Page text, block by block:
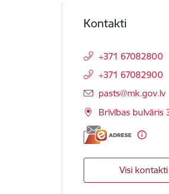
Kontakti
+371 67082800
+371 67082900
E-pasts:
pasts@mk.gov.lv
Brīvības bulvāris
Visi kontakti